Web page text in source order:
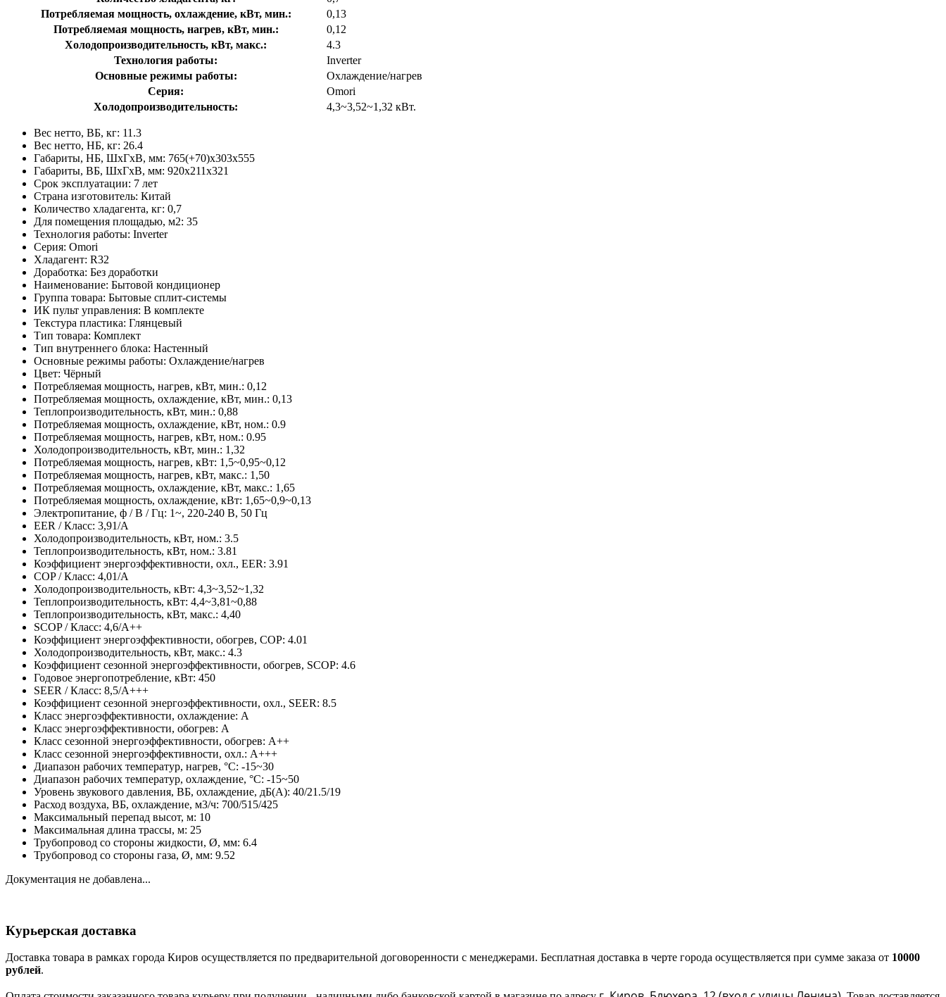
Потребляемая мощность, охлаждение, кВт, мин.:
0,13
Потребляемая мощность, нагрев, кВт, мин.:
0,12
Холодопроизводительность, кВт, макс.:
4.3
Технология работы:
Inverter
Основные режимы работы:
Охлаждение/нагрев
Серия:
Omori
Холодопроизводительность:
4,3~3,52~1,32 кВт.
Вес нетто, ВБ, кг: 11.3
Вес нетто, НБ, кг: 26.4
Габариты, НБ, ШхГхВ, мм: 765(+70)x303x555
Габариты, ВБ, ШхГхВ, мм: 920x211x321
Срок эксплуатации: 7 лет
Страна изготовитель: Китай
Количество хладагента, кг: 0,7
Для помещения площадью, м2: 35
Технология работы: Inverter
Серия: Omori
Хладагент: R32
Доработка: Без доработки
Наименование: Бытовой кондиционер
Группа товара: Бытовые сплит-системы
ИК пульт управления: В комплекте
Текстура пластика: Глянцевый
Тип товара: Комплект
Тип внутреннего блока: Настенный
Основные режимы работы: Охлаждение/нагрев
Цвет: Чёрный
Потребляемая мощность, нагрев, кВт, мин.: 0,12
Потребляемая мощность, охлаждение, кВт, мин.: 0,13
Теплопроизводительность, кВт, мин.: 0,88
Потребляемая мощность, охлаждение, кВт, ном.: 0.9
Потребляемая мощность, нагрев, кВт, ном.: 0.95
Холодопроизводительность, кВт, мин.: 1,32
Потребляемая мощность, нагрев, кВт: 1,5~0,95~0,12
Потребляемая мощность, нагрев, кВт, макс.: 1,50
Потребляемая мощность, охлаждение, кВт, макс.: 1,65
Потребляемая мощность, охлаждение, кВт: 1,65~0,9~0,13
Электропитание, ф / В / Гц: 1~, 220-240 В, 50 Гц
EER / Класс: 3,91/A
Холодопроизводительность, кВт, ном.: 3.5
Теплопроизводительность, кВт, ном.: 3.81
Коэффициент энергоэффективности, охл., EER: 3.91
COP / Класс: 4,01/A
Холодопроизводительность, кВт: 4,3~3,52~1,32
Теплопроизводительность, кВт: 4,4~3,81~0,88
Теплопроизводительность, кВт, макс.: 4,40
SCOP / Класс: 4,6/A++
Коэффициент энергоэффективности, обогрев, COP: 4.01
Холодопроизводительность, кВт, макс.: 4.3
Коэффициент сезонной энергоэффективности, обогрев, SCOP: 4.6
Годовое энергопотребление, кВт: 450
SEER / Класс: 8,5/A+++
Коэффициент сезонной энергоэффективности, охл., SEER: 8.5
Класс энергоэффективности, охлаждение: A
Класс энергоэффективности, обогрев: A
Класс сезонной энергоэффективности, обогрев: A++
Класс сезонной энергоэффективности, охл.: A+++
Диапазон рабочих температур, нагрев, °C: -15~30
Диапазон рабочих температур, охлаждение, °C: -15~50
Уровень звукового давления, ВБ, охлаждение, дБ(А): 40/21.5/19
Расход воздуха, ВБ, охлаждение, м3/ч: 700/515/425
Максимальный перепад высот, м: 10
Максимальная длина трассы, м: 25
Трубопровод со стороны жидкости, Ø, мм: 6.4
Трубопровод со стороны газа, Ø, мм: 9.52
Документация не добавлена...
Курьерская доставка
Доставка товара в рамках города Киров осуществляется по предварительной договоренности с менеджерами. Бесплатная доставка в черте города осуществляется при сумме заказа от 10000
рублей.